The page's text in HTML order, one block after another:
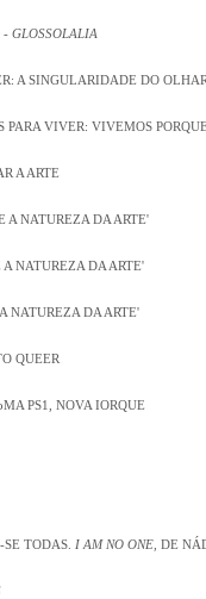
- GLOSSOLALIA
A SINGULARIDADE DO
PARA VIVER: VIVEMOS
A ARTE
A NATUREZA DA ARTE'
NATUREZA DA ARTE'
NATUREZA DA ARTE'
QUEER
PS1, NOVA IORQUE
TODAS. I AM NO ONE , DE